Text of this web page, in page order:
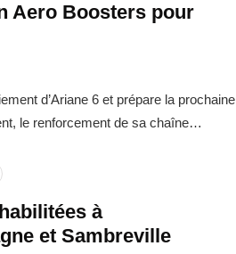
Aero Boosters pour
d’Ariane 6 et prépare la prochaine
le renforcement de sa chaîne…
à
et Sambreville